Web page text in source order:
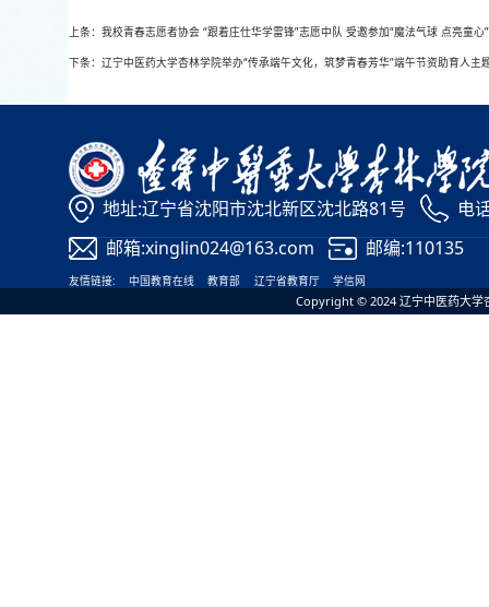
上条：我校青春志愿者协会 “跟着庄仕华学雷锋”志愿中队 受邀参加“魔法气球 点亮童心
下条：辽宁中医药大学杏林学院举办“传承端午文化，筑梦青春芳华”端午节资助育人主
地址:辽宁省沈阳市沈北新区沈北路81号
电
邮箱:xinglin024@163.com
邮编:110135
友情链接: 中国教育在线 教育部 辽宁省教育厅 学信网
Copyright © 2024 辽宁中医药大